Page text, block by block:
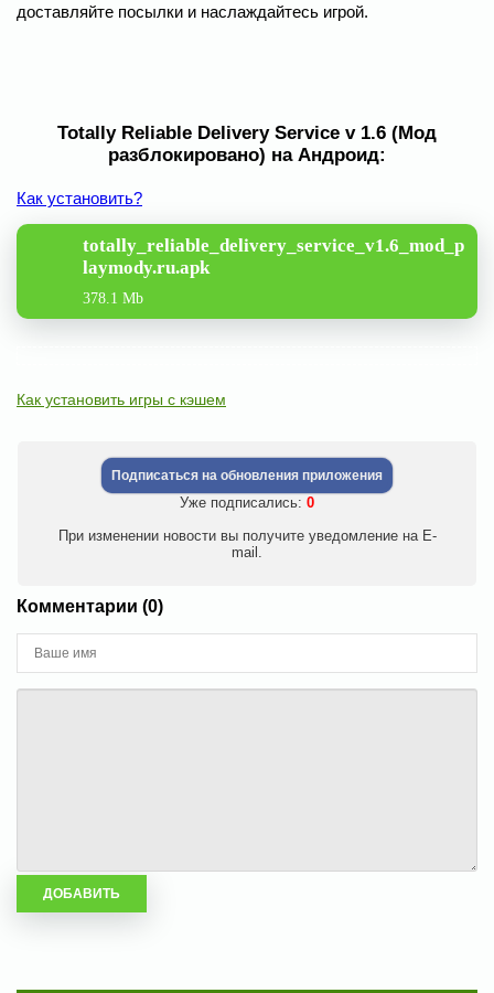
доставляйте посылки и наслаждайтесь игрой.
Totally Reliable Delivery Service v 1.6 (Мод
разблокировано) на Андроид:
Как установить?
totally_reliable_delivery_service_v1.6_mod_p
laymody.ru.apk
378.1 Mb
Как установить игры с кэшем
Подписаться на обновления приложения
Уже подписались: 0
При изменении новости вы получите уведомление на E-
mail.
Комментарии (0)